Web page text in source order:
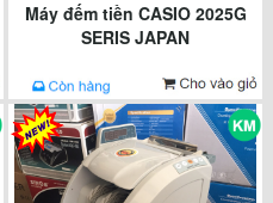
Máy đếm tiền CASIO 2025G
SERIS JAPAN